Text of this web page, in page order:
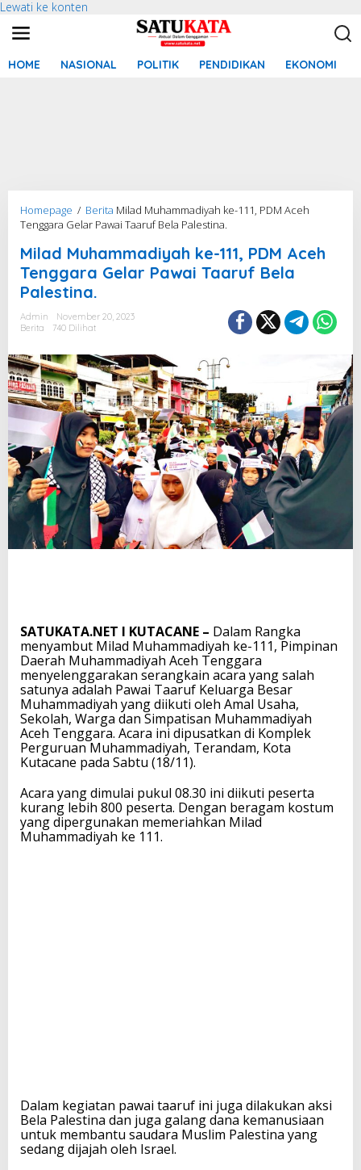
Lewati ke konten
HOME NASIONAL POLITIK PENDIDIKAN EKONOMI
Homepage / Berita Milad Muhammadiyah ke-111, PDM Aceh
Tenggara Gelar Pawai Taaruf Bela Palestina.
Milad Muhammadiyah ke-111, PDM Aceh
Tenggara Gelar Pawai Taaruf Bela
Palestina.
Admin
November 20, 2023
Berita
740 Dilihat
SATUKATA.NET I KUTACANE – Dalam Rangka
menyambut Milad Muhammadiyah ke-111, Pimpinan
Daerah Muhammadiyah Aceh Tenggara
menyelenggarakan serangkain acara yang salah
satunya adalah Pawai Taaruf Keluarga Besar
Muhammadiyah yang diikuti oleh Amal Usaha,
Sekolah, Warga dan Simpatisan Muhammadiyah
Aceh Tenggara. Acara ini dipusatkan di Komplek
Perguruan Muhammadiyah, Terandam, Kota
Kutacane pada Sabtu (18/11).
Acara yang dimulai pukul 08.30 ini diikuti peserta
kurang lebih 800 peserta. Dengan beragam kostum
yang dipergunakan memeriahkan Milad
Muhammadiyah ke 111.
Dalam kegiatan pawai taaruf ini juga dilakukan aksi
Bela Palestina dan juga galang dana kemanusiaan
untuk membantu saudara Muslim Palestina yang
sedang dijajah oleh Israel.